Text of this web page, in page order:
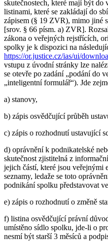
skutečnostech, které mají být do
listinami, které se zakládají do
zápisem (§ 19 ZVR), mimo jiné
[srov. § 66 písm. a) ZVR].
zákona o veřejných rejstřících,
spolky je k dispozici na
https://or.justice.cz/ias/ui/
vstupu z úvodní stránky lze
se otevře po zadání „podání do
„inteligentní formulář“). Jde
a) stanovy,
b) zápis osvědčující průběh
c) zápis o rozhodnutí ustavující
d) oprávnění k podnikatelské
skutečnost zjistitelná z
jejich částí, které jsou veřejnými
seznamy, ledaže se toto
podnikání spolku představovat
e) zápis o rozhodnutí o změně
f) listina osvědčující právní
umístěno sídlo spolku, jde-li o
nesmí být starší 3 měsíců a